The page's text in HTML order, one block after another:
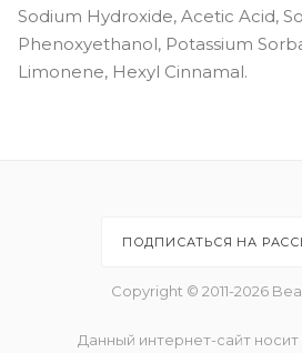
Sodium Hydroxide, Acetic Acid,
Phenoxyethanol, Potassium
Limonene, Hexyl Cinnamal.
ПОДПИСАТЬСЯ НА
Copyright © 2011-2026
Данный интернет-сайт